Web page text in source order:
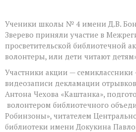
Ученики школы № 4 имени Д.В.
Зверево приняли участие в
просветительской библиотечной
волонтеры, или дети читают
Участники акции —
видеозаписи декламации
Антона Чехова «Каштанка»,
волонтером библиотечного
Робинзоны», читателем
библиотеки имени Докукина